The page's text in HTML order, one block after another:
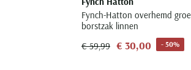
Fynch-Hatton overhemd
borstzak linnen
€ 59,99 € 30,00 - 50%